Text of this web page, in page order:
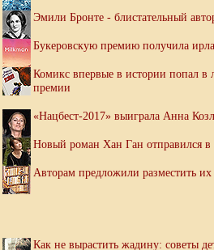
Эмили Бронте - блистательный
Букеровскую премию получила
Комикс впервые в истории попал в
премии
«Нацбест-2017» выиграла Анна
Новый роман Хан Ган отправился в
Авторам предложили разместить
Как не вырастить жадину: советы